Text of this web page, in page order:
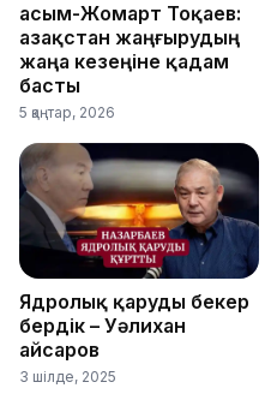
Қасым-Жомарт Тоқаев:
Қазақстан жаңғырудың
жаңа кезеңіне қадам
басты
5 қаңтар, 2026
Ядролық қаруды бекер
бердік – Уәлихан
Қайсаров
3 шілде, 2025